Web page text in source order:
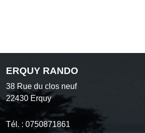
ERQUY RANDO
38 Rue du clos neuf
22430 Erquy
Tél. : 0750871861